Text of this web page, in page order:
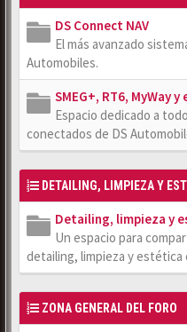
DS Connect NAV
El más avanzado
Automobiles.
SMEG+, RT6, MyWay y
Espacio dedicado a
conectados de DS
DETAILING, LIMPIEZA Y
Detailing, limpieza y
Un espacio para
detailing, limpieza y estética
ZONA GENERAL DEL FORO